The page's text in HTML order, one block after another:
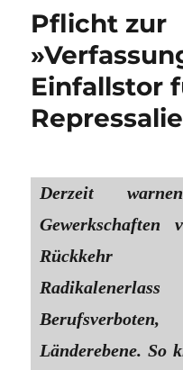
Pflicht zur
Einfallstor
Derzeit
Gewerkschaften
Länderebene. So